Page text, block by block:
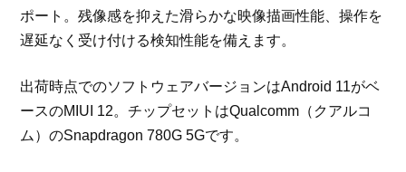
ポート。残像感を抑えた滑らかな映像描画性能、操作を
遅延なく受け付ける検知性能を備えます。
出荷時点でのソフトウェアバージョンはAndroid 11がベ
ースのMIUI 12。チップセットはQualcomm（クアルコ
ム）のSnapdragon 780G 5Gです。